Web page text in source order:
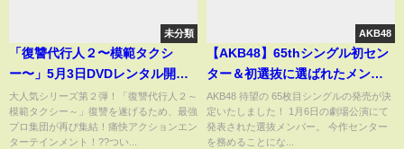
未分類
「復讐代行人２〜模範タクシ
ー〜」5月3日DVDレンタル開始?
6月3日DVD-BOX1発売??大人気
シリーズ韓国ドラマ第2弾がつい
にリリース?❕
大人気シリーズ第２弾！「復讐代行人２～
模範タクシー～」復讐を遂げるため、最強
プロ集団が再び集結！痛快アクションエン
ターテインメント！??つい...
AKB48
【AKB48】65thシングル初セン
ター＆初選抜に選ばれたメンバ
ーの発表直後の喜びと決意のコ
メント 【伊藤百花・花田藍
衣・坂川陽香・八木愛月】
AKB48 待望の 65枚目シングルの発売が決
定いたしました！ 1月6日の劇場公演にて
発表された選抜メンバー。 今作センター
を務めることにな...